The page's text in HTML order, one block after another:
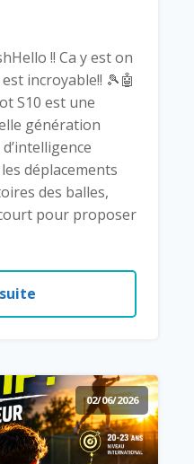
!! Ca y est on
incroyable!! 🎾🤖
S10 est une
génération
déplacements
des balles,
pour proposer
02/06/2026